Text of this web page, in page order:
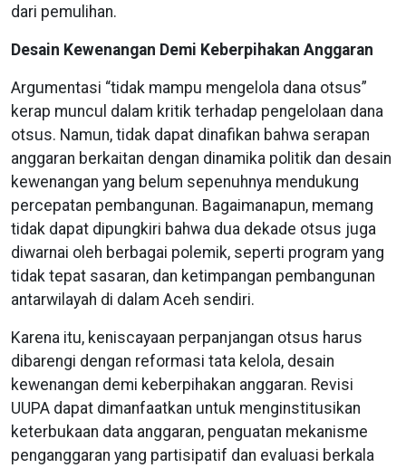
dari pemulihan.
Desain Kewenangan Demi Keberpihakan Anggaran
Argumentasi “tidak mampu mengelola dana otsus”
kerap muncul dalam kritik terhadap pengelolaan dana
otsus. Namun, tidak dapat dinafikan bahwa serapan
anggaran berkaitan dengan dinamika politik dan desain
kewenangan yang belum sepenuhnya mendukung
percepatan pembangunan. Bagaimanapun, memang
tidak dapat dipungkiri bahwa dua dekade otsus juga
diwarnai oleh berbagai polemik, seperti program yang
tidak tepat sasaran, dan ketimpangan pembangunan
antarwilayah di dalam Aceh sendiri.
Karena itu, keniscayaan perpanjangan otsus harus
dibarengi dengan reformasi tata kelola, desain
kewenangan demi keberpihakan anggaran. Revisi
UUPA dapat dimanfaatkan untuk menginstitusikan
keterbukaan data anggaran, penguatan mekanisme
penganggaran yang partisipatif dan evaluasi berkala